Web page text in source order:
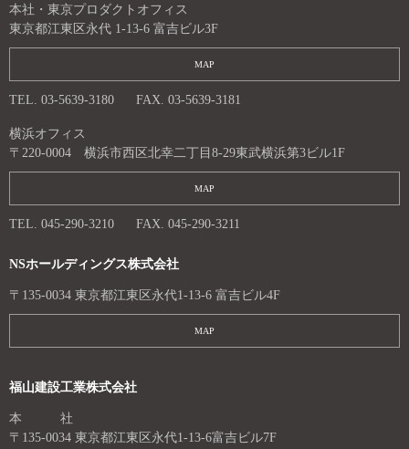
本社・東京プロダクトオフィス
東京都江東区永代 1-13-6 富吉ビル3F
MAP
TEL. 03-5639-3180 FAX. 03-5639-3181
横浜オフィス
〒220-0004 横浜市西区北幸二丁目8-29東武横浜第3ビル1F
MAP
TEL. 045-290-3210 FAX. 045-290-3211
NSホールディングス株式会社
〒135-0034 東京都江東区永代1-13-6 富吉ビル4F
MAP
福山建設工業株式会社
本 社
〒135-0034 東京都江東区永代1-13-6富吉ビル7F